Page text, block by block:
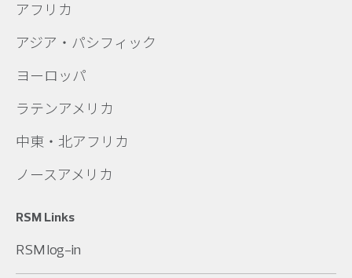
アフリカ
アジア・パシフィック
ヨーロッパ
ラテンアメリカ
中東・北アフリカ
ノースアメリカ
RSM Links
RSM log-in